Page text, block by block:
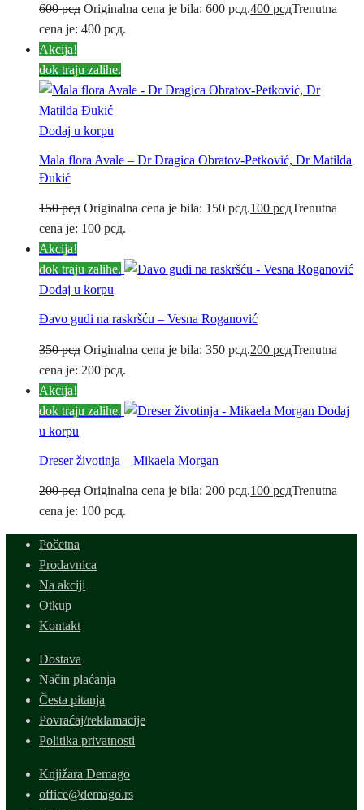
600рсд Originalna cena je bila: 600 рсд.400 рсдTrenutna
cena je: 400 рсд.
Akcija!
dok traju zalihe.
Dodaj u korpu
Mala flora Avale – Dr Dragica Obratov-Petković, Dr Matilda
Đukić
150рсд Originalna cena je bila: 150 рсд.100 рсдTrenutna
cena je: 100 рсд.
Akcija!
dok traju zalihe.
Dodaj u korpu
Đavo gudi na raskršću – Vesna Roganović
350рсд Originalna cena je bila: 350 рсд.200 рсдTrenutna
cena je: 200 рсд.
Akcija!
dok traju zalihe.
Dodaj
u korpu
Dreser životinja – Mikaela Morgan
200рсд Originalna cena je bila: 200 рсд.100 рсдTrenutna
cena je: 100 рсд.
Početna
Prodavnica
Na akciji
Otkup
Kontakt
Dostava
Način plaćanja
Česta pitanja
Povraćaj/reklamacije
Politika privatnosti
Knjižara Demago
office@demago.rs